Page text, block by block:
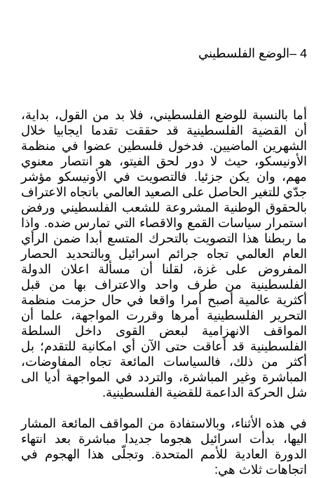
4 –الوضع الفلسطيني
أما بالنسبة للوضع الفلسطيني، فلا بد من القول، بداية،
أن القضية الفلسطينية قد حققت تقدما ايجابيا خلال
الشهرين الماضيين. فدخول فلسطين عضوا في منظمة
الأونيسكو، حيث لا دور لحق الفيتو، هو انتصار معنوي
مهم، وان يكن جزئيا. فالتصويت في الأونيسكو مؤشر
جدّي للتغير الحاصل على الصعيد العالمي باتجاه الاعتراف
بالحقوق الوطنية المشروعة للشعب الفلسطيني ورفض
استمرار سياسات القمع والاقصاء التي تمارس ضده. واذا
ما ربطنا هذا التصويت بالتحرك المتسع أبدا ضمن الرأي
العام العالمي تجاه جرائم اسرائيل وبالتحديد الحصار
المفروض على غزة، لقلنا أن مسألة اعلان الدولة
الفلسطينية من طرف واحد والاعتراف بها من قبل
أكثرية عالمية أصبح أمرا واقعا في حال حزمت منظمة
التحرير الفلسطينية أمرها وقررت المواجهة، علما أن
المواقف الانهزامية لبعض القوى داخل السلطة
الفلسطينية قد أعاقت حتى الآن أي امكانية للتقدم؛ بل
أكثر من ذلك، فالسياسات المائعة تجاه المفاوضات،
المباشرة وغير المباشرة، والتردد في المواجهة أديا الى
شل الحركة الداعمة للقضية الفلسطينية.
في هذه الأثناء، وبالاستفادة من المواقف المائعة المشار
اليها، بدأت اسرائيل هجوما جديدا مباشرة بعد انتهاء
الدورة العادية للأمم المتحدة. وتجلّى هذا الهجوم في
اتجاهات ثلاث هي: